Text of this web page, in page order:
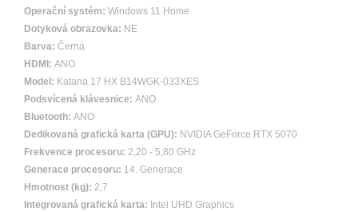
Operační systém: Windows 11 Home
Dotyková obrazovka: NE
Barva: Černá
HDMI: ANO
Model: Katana 17 HX B14WGK-033XES
Podsvícená klávesnice: ANO
Bluetooth: ANO
Dedikovaná grafická karta (GPU): NVIDIA GeForce RTX 5070
Frekvence procesoru: 2,20 - 5,80 GHz
Generace procesoru: 14. Generace
Hmotnost (kg): 2,7
Integrovaná grafická karta: Intel UHD Graphics